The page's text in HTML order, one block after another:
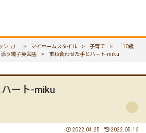
ュ） > マイホームスタイル > 子育て >
「10歳
う親子英会話
> 重ね合わせた手とハート-miku
ート-miku
2022.04.25 2022.05.16